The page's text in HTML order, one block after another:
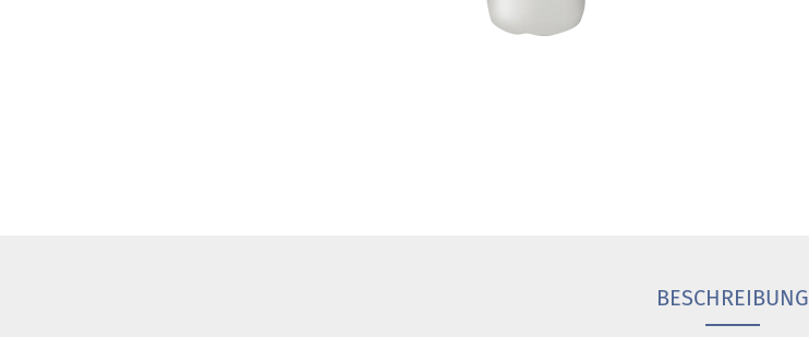
BESCHREIBUNG